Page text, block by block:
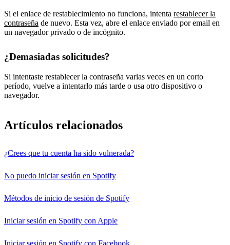
Si el enlace de restablecimiento no funciona, intenta restablecer la
contraseña de nuevo. Esta vez, abre el enlace enviado por email en
un navegador privado o de incógnito.
¿Demasiadas solicitudes?
Si intentaste restablecer la contraseña varias veces en un corto
período, vuelve a intentarlo más tarde o usa otro dispositivo o
navegador.
Artículos relacionados
¿Crees que tu cuenta ha sido vulnerada?
No puedo iniciar sesión en Spotify
Métodos de inicio de sesión de Spotify
Iniciar sesión en Spotify con Apple